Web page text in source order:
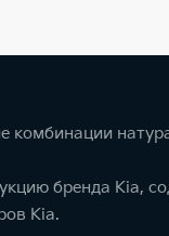
комбинации
бренда Kia,
Kia.